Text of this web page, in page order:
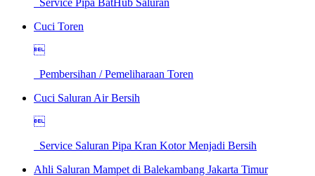
Cuci Toren

Pembersihan / Pemeliharaan Toren
Cuci Saluran Air Bersih

Service Saluran Pipa Kran Kotor Menjadi Bersih
Ahli Saluran Mampet di Balekambang Jakarta Timur